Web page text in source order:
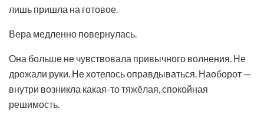
лишь пришла на готовое.
Вера медленно повернулась.
Она больше не чувствовала привычного волнения. Не
дрожали руки. Не хотелось оправдываться. Наоборот —
внутри возникла какая-то тяжёлая, спокойная
решимость.